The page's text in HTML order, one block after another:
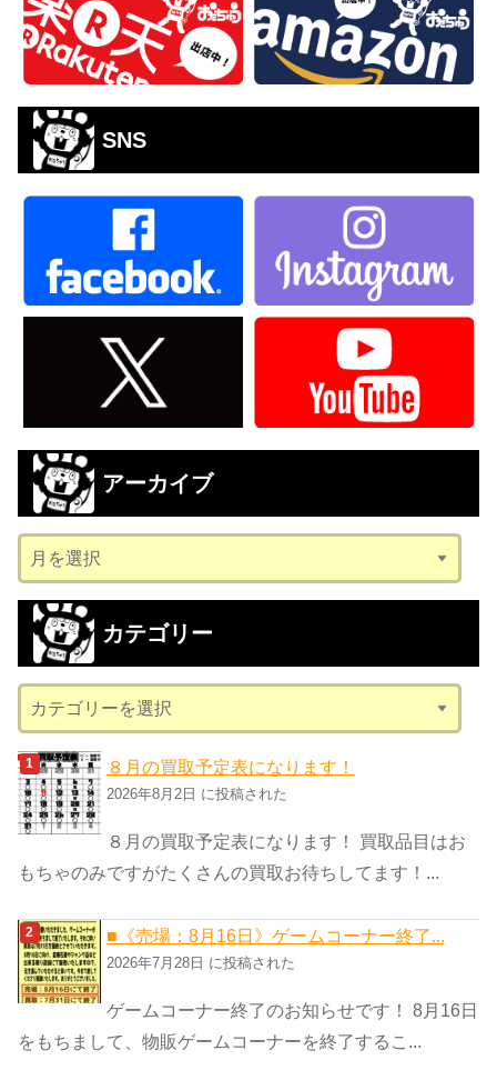
SNS
アーカイブ
ー
カ
ブ
カテゴリー
テ
ゴ
リ
ー
８月の買取予定表になります！
2026年8月2日 に投稿された
８月の買取予定表になります！ 買取品目はお
もちゃのみですがたくさんの買取お待ちしてます！...
■《売場：8月16日》ゲームコーナー終了...
2026年7月28日 に投稿された
ゲームコーナー終了のお知らせです！ 8月16日
をもちまして、物販ゲームコーナーを終了するこ...